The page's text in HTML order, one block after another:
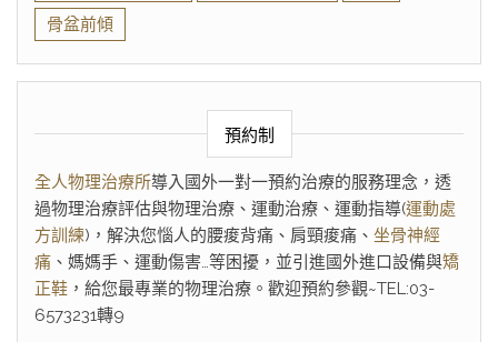
骨盆前傾
預約制
全人物理治療所導入國外一對一預約治療的服務理念，透
過物理治療評估與物理治療、運動治療、運動指導(運動處
方訓練)，解決您惱人的腰痠背痛、肩頸痠痛、 坐骨神經
痛 、媽媽手、運動傷害…等困擾，並引進國外進口設備與矯
正鞋 ，給您最專業的物理治療。歡迎預約參觀~TEL:03-
6573231轉9